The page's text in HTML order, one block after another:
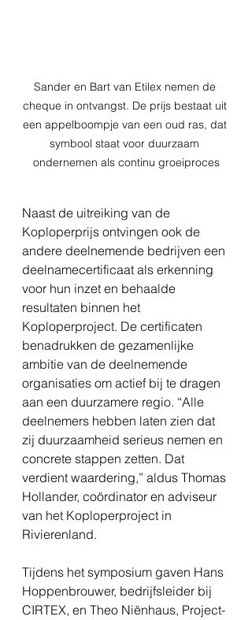
Sander en Bart van Etilex nemen de
cheque in ontvangst. De prijs bestaat uit
een appelboompje van een oud ras, dat
symbool staat voor duurzaam
ondernemen als continu groeiproces
Naast de uitreiking van de
Koploperprijs ontvingen ook de
andere deelnemende bedrijven een
deelnamecertificaat als erkenning
voor hun inzet en behaalde
resultaten binnen het
Koploperproject. De certificaten
benadrukken de gezamenlijke
ambitie van de deelnemende
organisaties om actief bij te dragen
aan een duurzamere regio. “Alle
deelnemers hebben laten zien dat
zij duurzaamheid serieus nemen en
concrete stappen zetten. Dat
verdient waardering,” aldus Thomas
Hollander, coördinator en adviseur
van het Koploperproject in
Rivierenland.
Tijdens het symposium gaven Hans
Hoppenbrouwer, bedrijfsleider bij
CIRTEX, en Theo Niënhaus, Project-